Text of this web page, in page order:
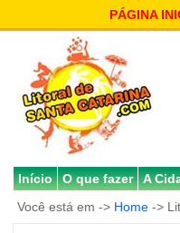
PÁGINA
Início O que fazer A
Você está em -> Home ->